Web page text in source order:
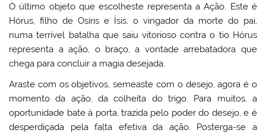
O último objeto que escolheste representa a Ação. Este é
Hórus, filho de Osíris e Ísis, o vingador da morte do pai,
numa terrível batalha que saiu vitorioso contra o tio Hórus
representa a ação, o braço, a vontade arrebatadora que
chega para concluir a magia desejada.
Araste com os objetivos, semeaste com o desejo, agora é o
momento da ação, da colheita do trigo. Para muitos, a
oportunidade bate à porta, trazida pelo poder do desejo, e é
desperdiçada pela falta efetiva da ação. Posterga-se a